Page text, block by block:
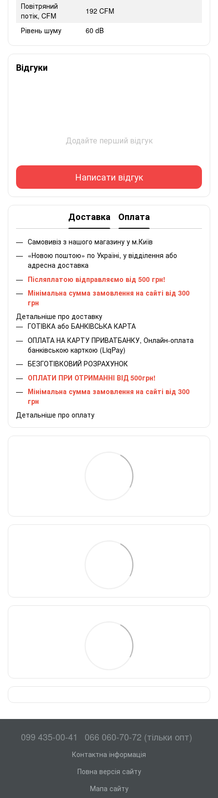
Повітряний
потік, CFM
192 CFM
Рівень шуму
60 dB
Відгуки
Додайте перший відгук
Написати відгук
Доставка Оплата
Самовивіз з нашого магазину у м.Київ
«Новою поштою» по Україні, у відділення або
адресна доставка
Післяплатою відправляємо від 500 грн!
Мінімальна сумма замовлення на сайті від 300
грн
Детальніше про доставку
ГОТІВКА або БАНКІВСЬКА КАРТА
ОПЛАТА НА КАРТУ ПРИВАТБАНКУ, Онлайн-оплата
банківською карткою (LiqPay)
БЕЗГОТІВКОВИЙ РОЗРАХУНОК
ОПЛАТИ ПРИ ОТРИМАННІ ВІД 500грн!
Мінімальна сумма замовлення на сайті від 300
грн
Детальніше про оплату
099 435-00-41 066 060-70-72 (тільки опт)
Контактна інформація
Повна версія сайту
Мапа сайту